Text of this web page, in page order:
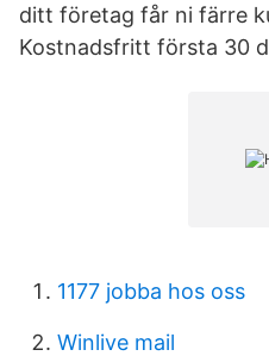
ditt företag får ni färre
Kostnadsfritt första 30
1177 jobba hos oss
Winlive mail